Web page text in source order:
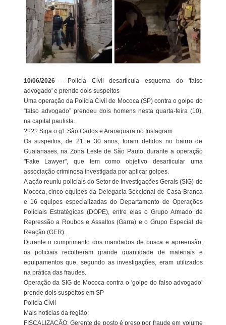
10/06/2026- Polícia Civil desarticula esquema do 'falso
advogado' e prende dois suspeitos
Uma operação da Polícia Civil de Mococa (SP) contra o golpe do
“falso advogado” prendeu dois homens nesta quarta-feira (10),
na capital paulista.
???? Siga o g1 São Carlos e Araraquara no Instagram
Os suspeitos, de 21 e 30 anos, foram detidos no bairro de
Guaianases, na Zona Leste de São Paulo, durante a operação
"Fake Lawyer", que tem como objetivo desarticular uma
associação criminosa investigada por aplicar golpes.
A ação reuniu policiais do Setor de Investigações Gerais (SIG) de
Mococa, cinco equipes da Delegacia Seccional de Casa Branca
e 16 equipes especializadas do Departamento de Operações
Policiais Estratégicas (DOPE), entre elas o Grupo Armado de
Repressão a Roubos e Assaltos (Garra) e o Grupo Especial de
Reação (GER).
Durante o cumprimento dos mandados de busca e apreensão,
os policiais recolheram grande quantidade de materiais e
equipamentos que, segundo as investigações, eram utilizados
na prática das fraudes.
Operação da SIG de Mococa contra o 'golpe do falso advogado'
prende dois suspeitos em SP
Polícia Civil
Mais notícias da região:
FISCALIZAÇÃO: Gerente de posto é preso por fraude em volume